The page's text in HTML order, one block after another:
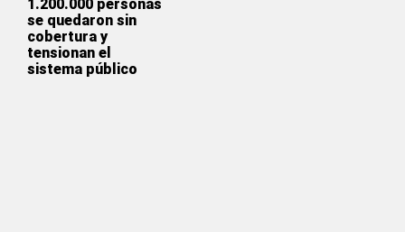
1.200.000 personas
se quedaron sin
cobertura y
tensionan el
sistema público